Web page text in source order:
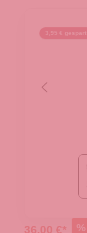
3,95 € gespart
36,00 €* %